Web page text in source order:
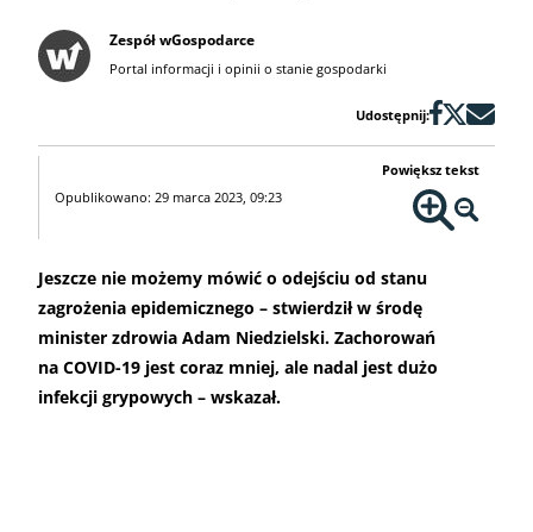
Zespół wGospodarce
Portal informacji i opinii o stanie gospodarki
Udostępnij:
Opublikowano: 29 marca 2023, 09:23
Powiększ tekst
Jeszcze nie możemy mówić o odejściu od stanu
zagrożenia epidemicznego – stwierdził w środę
minister zdrowia Adam Niedzielski. Zachorowań
na COVID-19 jest coraz mniej, ale nadal jest dużo
infekcji grypowych – wskazał.